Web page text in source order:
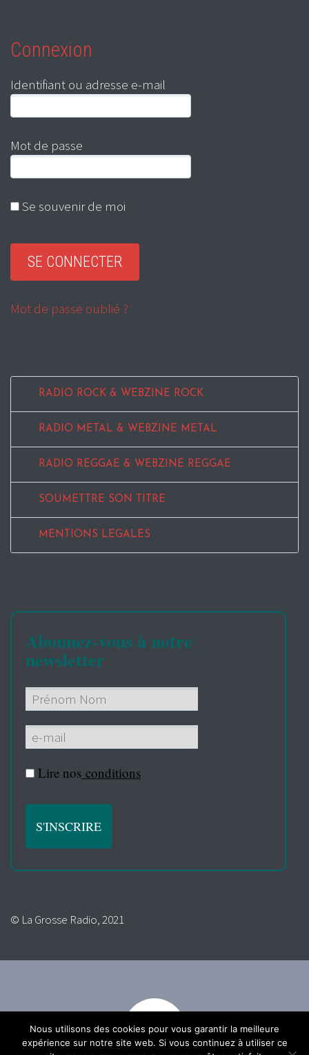
Connexion
Identifiant ou adresse e-mail
Mot de passe
Se souvenir de moi
Mot de passe oublié ?
RADIO ROCK & WEBZINE ROCK
RADIO METAL & WEBZINE METAL
RADIO REGGAE & WEBZINE REGGAE
SOUMETTRE SON TITRE
MENTIONS LEGALES
Abonnez-vous à notre
newsletter
Lire nos conditions
© La Grosse Radio, 2021
Nous utilisons des cookies pour vous garantir la meilleure
expérience sur notre site web. Si vous continuez à utiliser ce